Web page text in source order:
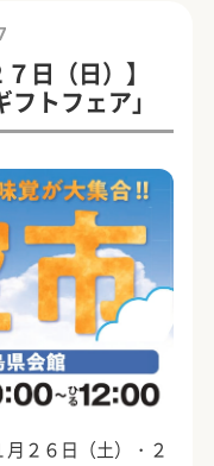
日（日）】
トフェア」
２６日（土）・２